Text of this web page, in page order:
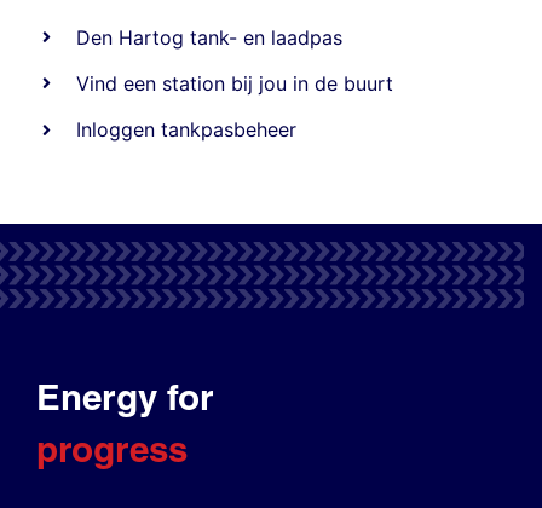
Den Hartog tank- en laadpas
Vind een station bij jou in de buurt
Inloggen tankpasbeheer
Energy for
progress